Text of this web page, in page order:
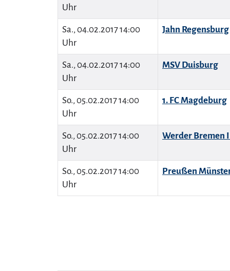
Uhr
Sa., 04.02.2017 14:00
Uhr
Jahn Regensburg
Sa., 04.02.2017 14:00
Uhr
MSV Duisburg
So., 05.02.2017 14:00
Uhr
1. FC Magdeburg
So., 05.02.2017 14:00
Uhr
Werder Bremen
So., 05.02.2017 14:00
Uhr
Preußen